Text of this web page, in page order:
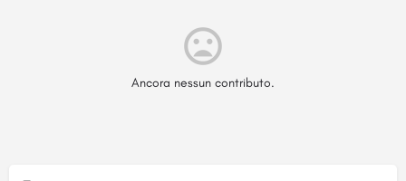
Ancora nessun contributo.